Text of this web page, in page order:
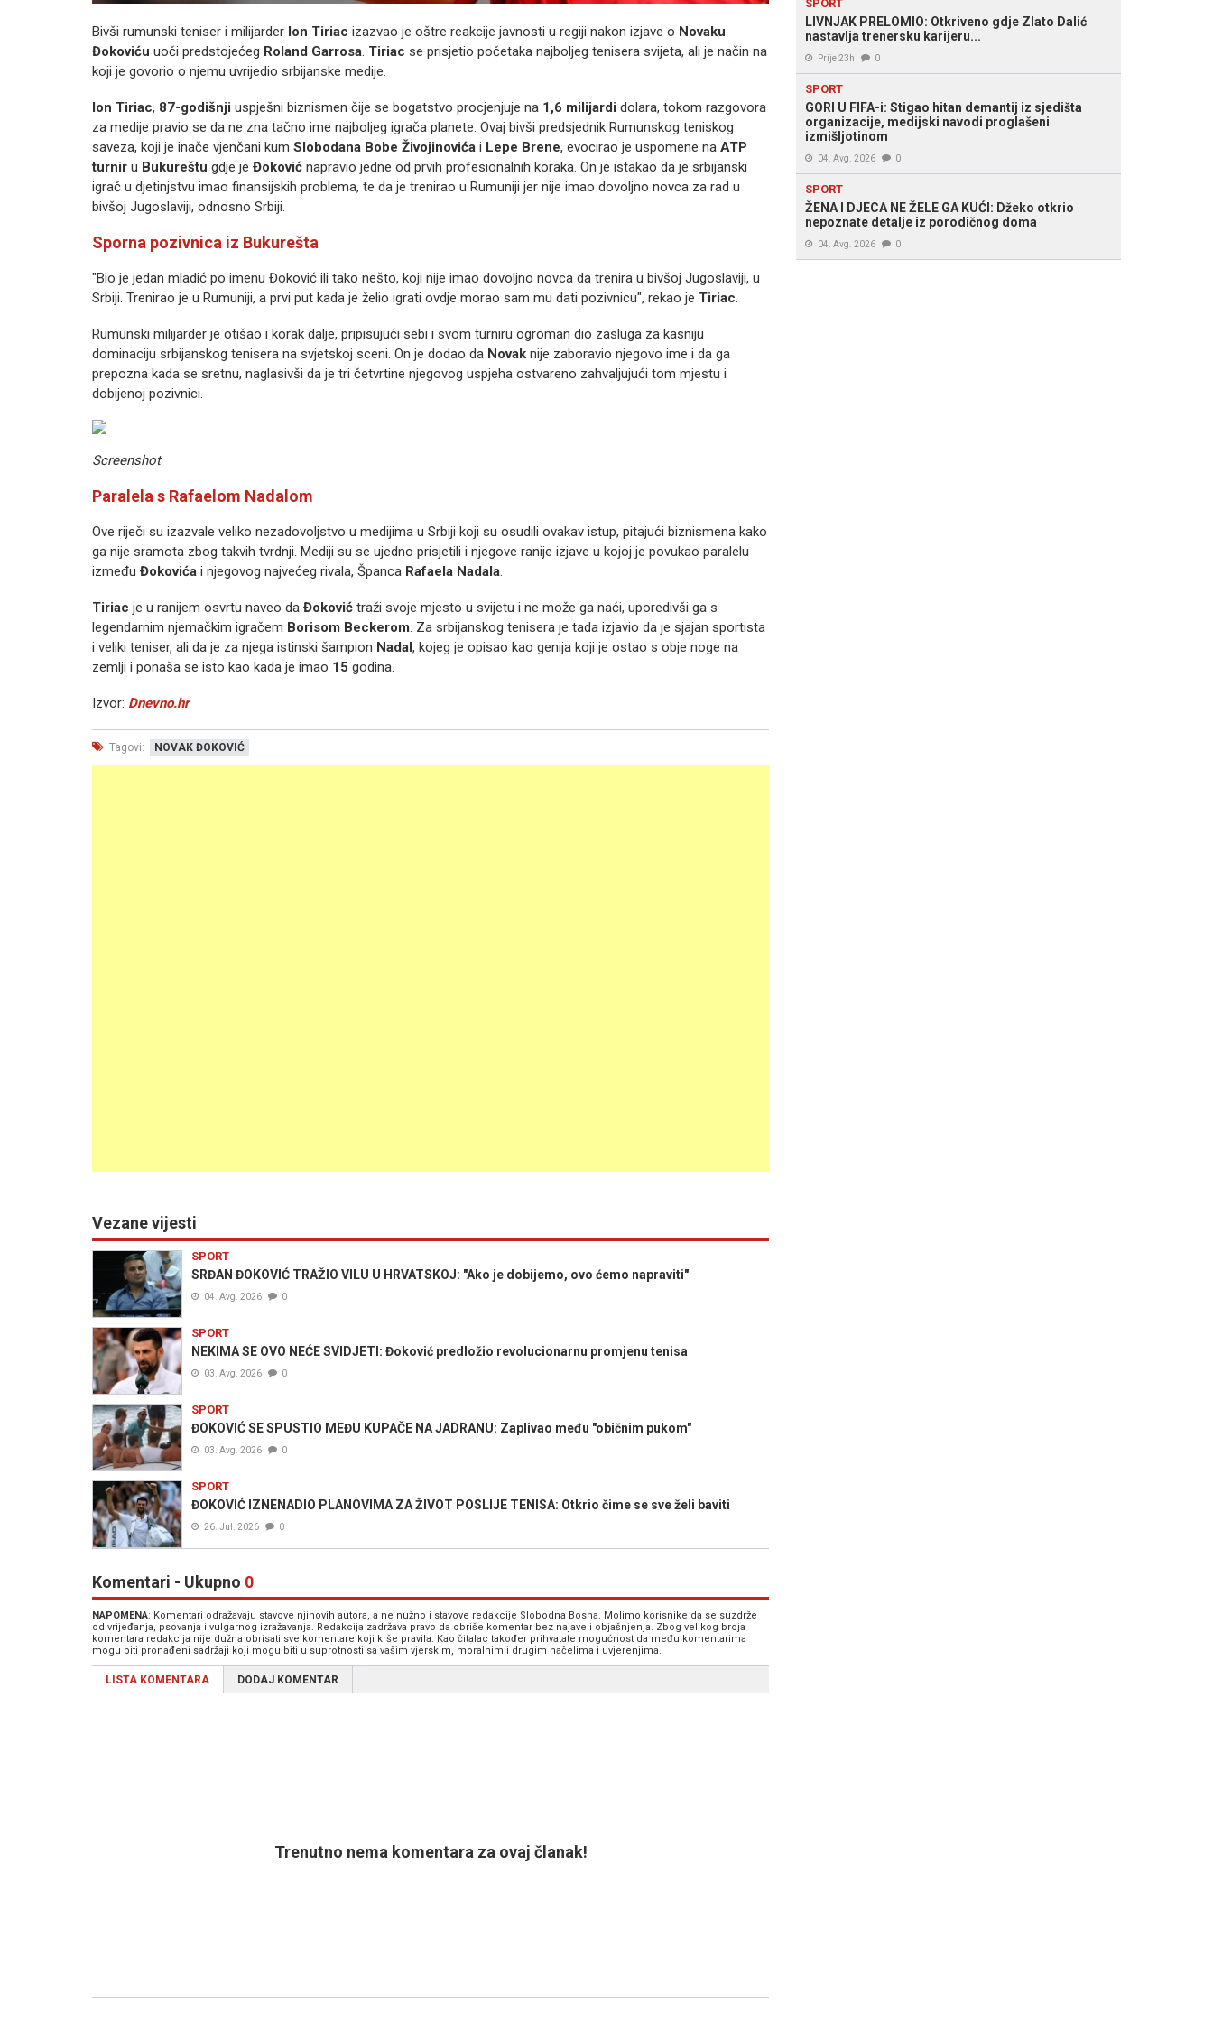
Bivši rumunski teniser i milijarder Ion Tiriac izazvao je oštre reakcije javnosti u regiji nakon izjave o Novaku
Đokoviću uoči predstojećeg Roland Garrosa. Tiriac se prisjetio početaka najboljeg tenisera svijeta, ali je način na
koji je govorio o njemu uvrijedio srbijanske medije.
Ion Tiriac, 87-godišnji uspješni biznismen čije se bogatstvo procjenjuje na 1,6 milijardi dolara, tokom razgovora
za medije pravio se da ne zna tačno ime najboljeg igrača planete. Ovaj bivši predsjednik Rumunskog teniskog
saveza, koji je inače vjenčani kum Slobodana Bobe Živojinovića i Lepe Brene, evocirao je uspomene na ATP
turnir u Bukureštu gdje je Đoković napravio jedne od prvih profesionalnih koraka. On je istakao da je srbijanski
igrač u djetinjstvu imao finansijskih problema, te da je trenirao u Rumuniji jer nije imao dovoljno novca za rad u
bivšoj Jugoslaviji, odnosno Srbiji.
Sporna pozivnica iz Bukurešta
"Bio je jedan mladić po imenu Đoković ili tako nešto, koji nije imao dovoljno novca da trenira u bivšoj Jugoslaviji, u
Srbiji. Trenirao je u Rumuniji, a prvi put kada je želio igrati ovdje morao sam mu dati pozivnicu", rekao je Tiriac.
Rumunski milijarder je otišao i korak dalje, pripisujući sebi i svom turniru ogroman dio zasluga za kasniju
dominaciju srbijanskog tenisera na svjetskoj sceni. On je dodao da Novak nije zaboravio njegovo ime i da ga
prepozna kada se sretnu, naglasivši da je tri četvrtine njegovog uspjeha ostvareno zahvaljujući tom mjestu i
dobijenoj pozivnici.
Screenshot
Paralela s Rafaelom Nadalom
Ove riječi su izazvale veliko nezadovoljstvo u medijima u Srbiji koji su osudili ovakav istup, pitajući biznismena kako
ga nije sramota zbog takvih tvrdnji. Mediji su se ujedno prisjetili i njegove ranije izjave u kojoj je povukao paralelu
između Đokovića i njegovog najvećeg rivala, Španca Rafaela Nadala.
Tiriac je u ranijem osvrtu naveo da Đoković traži svoje mjesto u svijetu i ne može ga naći, uporedivši ga s
legendarnim njemačkim igračem Borisom Beckerom. Za srbijanskog tenisera je tada izjavio da je sjajan sportista
i veliki teniser, ali da je za njega istinski šampion Nadal, kojeg je opisao kao genija koji je ostao s obje noge na
zemlji i ponaša se isto kao kada je imao 15 godina.
Izvor: Dnevno.hr
Tagovi: NOVAK ĐOKOVIĆ
Vezane vijesti
SPORT
SRĐAN ĐOKOVIĆ TRAŽIO VILU U HRVATSKOJ: "Ako je dobijemo, ovo ćemo napraviti"
04. Avg. 2026 0
SPORT
NEKIMA SE OVO NEĆE SVIDJETI: Đoković predložio revolucionarnu promjenu tenisa
03. Avg. 2026 0
SPORT
ĐOKOVIĆ SE SPUSTIO MEĐU KUPAČE NA JADRANU: Zaplivao među "običnim pukom"
03. Avg. 2026 0
SPORT
ĐOKOVIĆ IZNENADIO PLANOVIMA ZA ŽIVOT POSLIJE TENISA: Otkrio čime se sve želi baviti
26. Jul. 2026 0
Komentari - Ukupno 0
NAPOMENA: Komentari odražavaju stavove njihovih autora, a ne nužno i stavove redakcije Slobodna Bosna. Molimo korisnike da se suzdrže
od vrijeđanja, psovanja i vulgarnog izražavanja. Redakcija zadržava pravo da obriše komentar bez najave i objašnjenja. Zbog velikog broja
komentara redakcija nije dužna obrisati sve komentare koji krše pravila. Kao čitalac također prihvatate mogućnost da među komentarima
mogu biti pronađeni sadržaji koji mogu biti u suprotnosti sa vašim vjerskim, moralnim i drugim načelima i uvjerenjima.
LISTA KOMENTARA DODAJ KOMENTAR
Trenutno nema komentara za ovaj članak!
SPORT
LIVNJAK PRELOMIO: Otkriveno gdje Zlato Dalić
nastavlja trenersku karijeru...
Prije 23h 0
SPORT
GORI U FIFA-i: Stigao hitan demantij iz sjedišta
organizacije, medijski navodi proglašeni
izmišljotinom
04. Avg. 2026 0
SPORT
ŽENA I DJECA NE ŽELE GA KUĆI: Džeko otkrio
nepoznate detalje iz porodičnog doma
04. Avg. 2026 0